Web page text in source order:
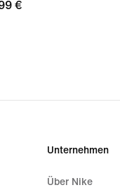
€
€
Unternehmen
Über Nike